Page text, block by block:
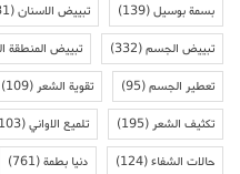
بسمة بوسيل(139) تبييض الاسنان(231)
تبييض الجسم(332) تبييض المنطقة
تعطير الجسم(95) تقوية الشعر(109)
تكثيف الشعر(195) تلميع الاواني(103)
حالات الشفاء(124) دنيا بطمة(761)